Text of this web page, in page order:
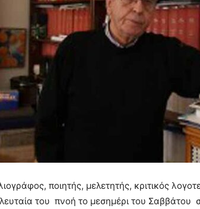
ποιητής, μελετητής, κριτικός
του πνοή το μεσημέρι του Σαββάτου